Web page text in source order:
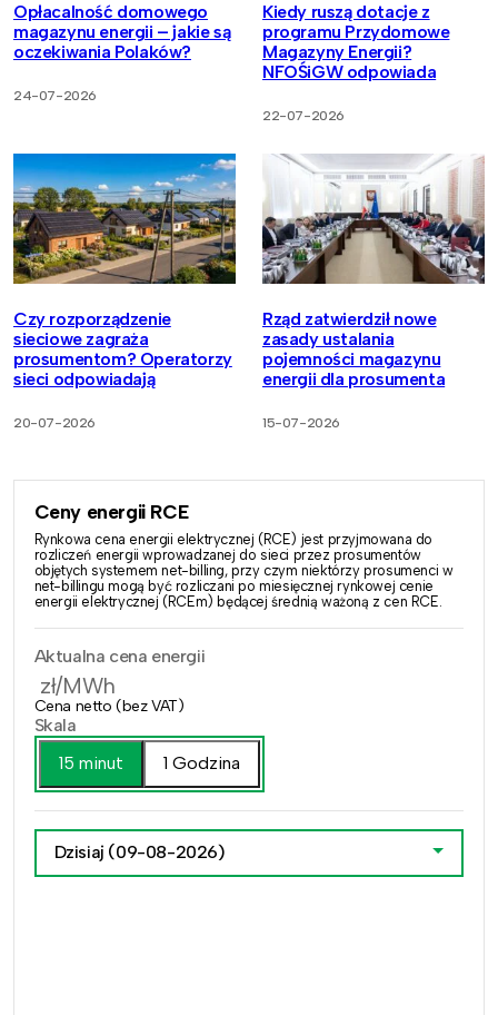
Opłacalność domowego
magazynu energii – jakie są
oczekiwania Polaków?
24-07-2026
Kiedy ruszą dotacje z
programu Przydomowe
Magazyny Energii?
NFOŚiGW odpowiada
22-07-2026
Czy rozporządzenie
sieciowe zagraża
prosumentom? Operatorzy
sieci odpowiadają
20-07-2026
Rząd zatwierdził nowe
zasady ustalania
pojemności magazynu
energii dla prosumenta
15-07-2026
Ceny energii RCE
Rynkowa cena energii elektrycznej (RCE) jest przyjmowana do
rozliczeń energii wprowadzanej do sieci przez prosumentów
objętych systemem net-billing, przy czym niektórzy prosumenci w
net-billingu mogą być rozliczani po miesięcznej rynkowej cenie
energii elektrycznej (RCEm) będącej średnią ważoną z cen RCE.
Aktualna cena energii
zł/MWh
Cena netto (bez VAT)
Skala
15 minut
1 Godzina
Dzisiaj (09-08-2026)